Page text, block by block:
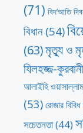
(71) বিদ’আতি
বিধান(54)
(63)মৃত্যু ও
যিলহজ্জ-
আলাইহি
(53) রোজার
সচেতনতা(44)